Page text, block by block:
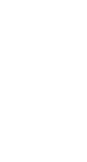
Analytics. Du
av